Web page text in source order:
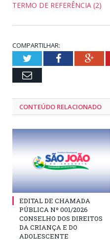
TERMO DE REFERÊNCIA (2)
COMPARTILHAR:
TwitterFacebook
Email
CONTEÚDO RELACIONADO
EDITAL DE CHAMADA
PÚBLICA Nº 001/2026
CONSELHO DOS DIREITOS
DA CRIANÇA E DO
ADOLESCENTE